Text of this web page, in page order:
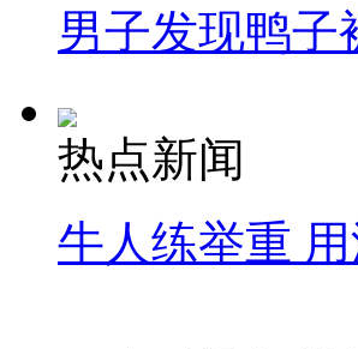
男子发现鸭子
热点新闻
牛人练举重